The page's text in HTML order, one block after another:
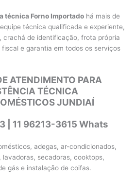
técnica Forno Importado há mais de
técnica qualificada e experiente,
crachá de identificação, frota própria
e garantia em todos os serviços
ATENDIMENTO PARA
TÉCNICA
JUNDIAÍ
| 11 96213-3615 Whats
adegas, ar-condicionados,
secadoras, cooktops,
gás e instalação de coifas.